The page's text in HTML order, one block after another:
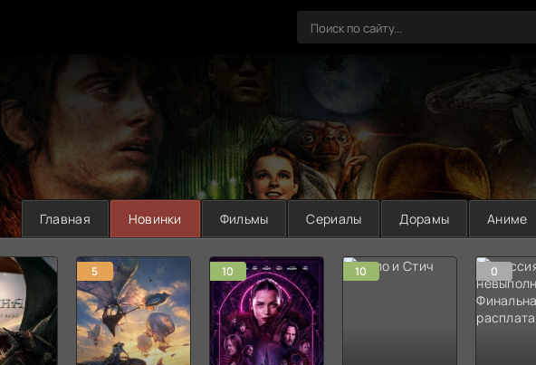
Главная Новинки Фильмы Сериалы Дорамы Аниме
5 10 10 0